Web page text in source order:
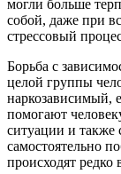
могли больше
собой, даже при
стрессовый
Борьба с
целой группы
наркозависимый,
помогают
ситуации и также
самостоятельно
происходят редко